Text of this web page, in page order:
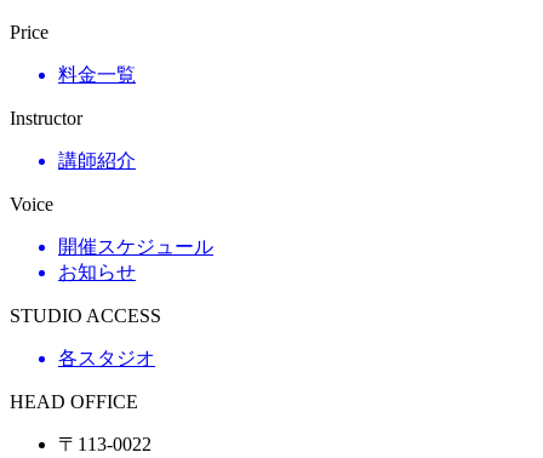
Price
料金一覧
Instructor
講師紹介
Voice
開催スケジュール
お知らせ
STUDIO ACCESS
各スタジオ
HEAD OFFICE
〒113-0022